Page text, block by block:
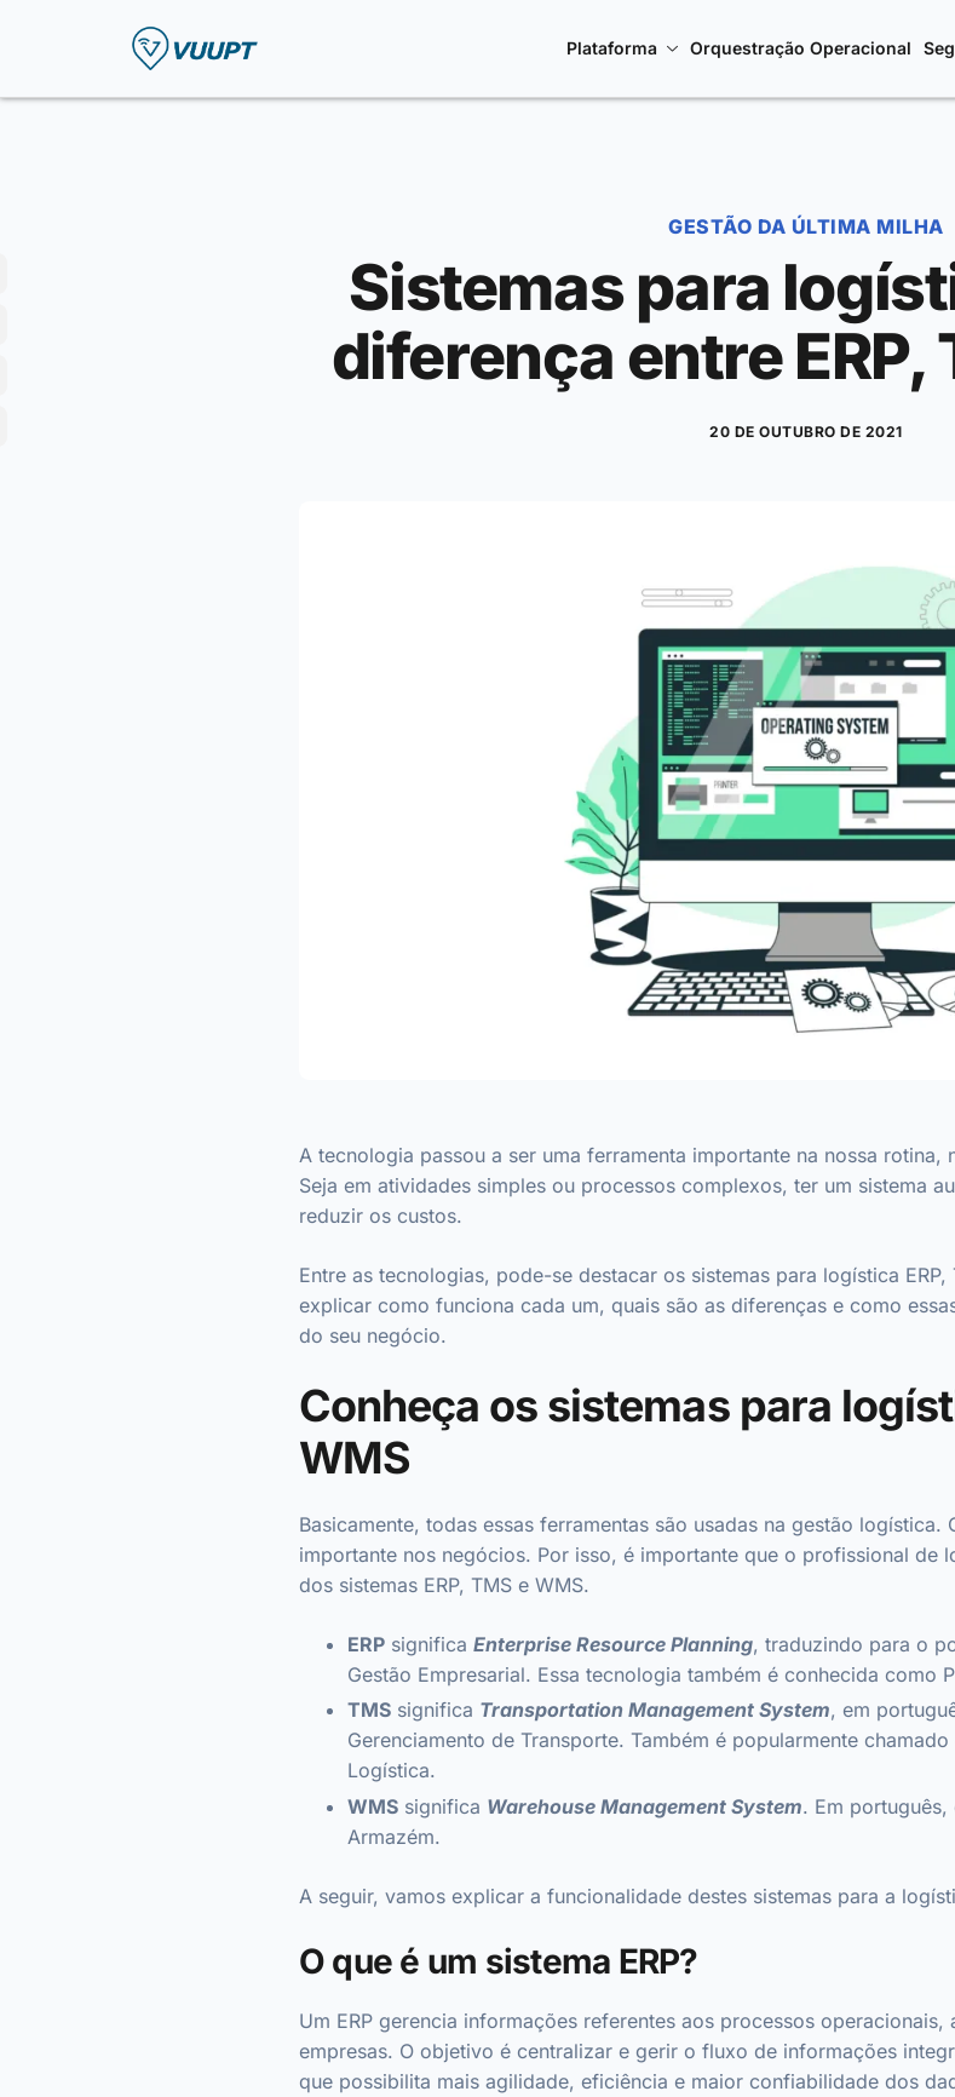
Plataforma Orquestração Operacional
GESTÃO DA ÚLTIMA MILHA
Sistemas para
diferença entre ERP,
20 DE OUTUBRO DE 2021
A tecnologia passou a ser uma ferramenta importante na nossa
Seja em atividades simples ou processos complexos, ter um sistema
reduzir os custos.
Entre as tecnologias, pode-se destacar os sistemas para logística
explicar como funciona cada um, quais são as diferenças e como
do seu negócio.
Conheça os sistemas para
WMS
Basicamente, todas essas ferramentas são usadas na gestão logística.
importante nos negócios. Por isso, é importante que o profissional de
dos sistemas ERP, TMS e WMS.
ERP significa Enterprise Resource Planning, traduzindo para o
Gestão Empresarial. Essa tecnologia também é conhecida como
TMS significa Transportation Management System, em
Gerenciamento de Transporte. Também é popularmente
Logística.
WMS significa Warehouse Management System. Em
Armazém.
A seguir, vamos explicar a funcionalidade destes sistemas para a
O que é um sistema ERP?
Um ERP gerencia informações referentes aos processos
empresas. O objetivo é centralizar e gerir o fluxo de informações
que possibilita mais agilidade, eficiência e maior confiabilidade dos